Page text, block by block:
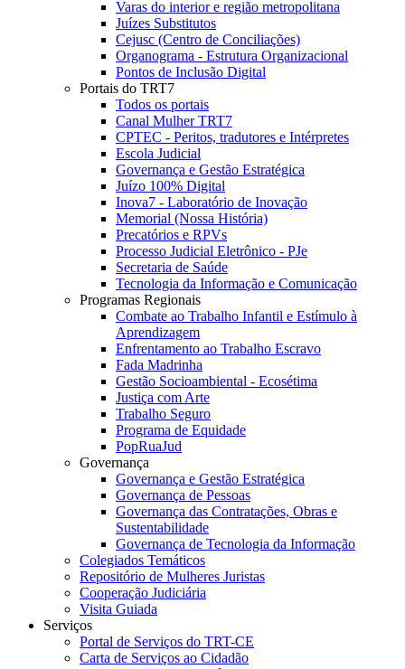
Varas do interior e região metropolitana
Juízes Substitutos
Cejusc (Centro de Conciliações)
Organograma - Estrutura Organizacional
Pontos de Inclusão Digital
Portais do TRT7
Todos os portais
Canal Mulher TRT7
CPTEC - Peritos, tradutores e Intérpretes
Escola Judicial
Governança e Gestão Estratégica
Juízo 100% Digital
Inova7 - Laboratório de Inovação
Memorial (Nossa História)
Precatórios e RPVs
Processo Judicial Eletrônico - PJe
Secretaria de Saúde
Tecnologia da Informação e Comunicação
Programas Regionais
Combate ao Trabalho Infantil e Estímulo à
Aprendizagem
Enfrentamento ao Trabalho Escravo
Fada Madrinha
Gestão Socioambiental - Ecosétima
Justiça com Arte
Trabalho Seguro
Programa de Equidade
PopRuaJud
Governança
Governança e Gestão Estratégica
Governança de Pessoas
Governança das Contratações, Obras e
Sustentabilidade
Governança de Tecnologia da Informação
Colegiados Temáticos
Repositório de Mulheres Juristas
Cooperação Judiciária
Visita Guiada
Serviços
Portal de Serviços do TRT-CE
Carta de Serviços ao Cidadão